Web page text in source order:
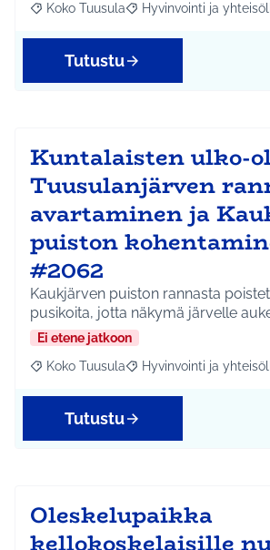
Rajaa tulokset aihepiirin mukaan: Koko
Koko Tuusula Rajaa tulokset teeman
Hyvinvointi ja
Tutustu
Kuntalaisten ulko-
Tuusulanjärven
avartaminen ja
puiston
#2062
Kaukjärven puiston rannasta
pusikoita, jotta näkymä järvelle
Ei etene jatkoon
Rajaa tulokset aihepiirin mukaan: Koko
Koko Tuusula Rajaa tulokset teeman
Hyvinvointi ja
Tutustu
Oleskelupaikka